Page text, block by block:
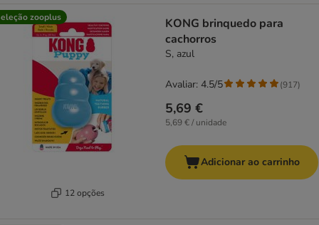
zooplus
12 opções
KONG brinquedo para
cachorros
S, azul
5,69 €
5,69 € / unidade
Avaliar: 4.5/5 (917)
Adicionar ao carrinho